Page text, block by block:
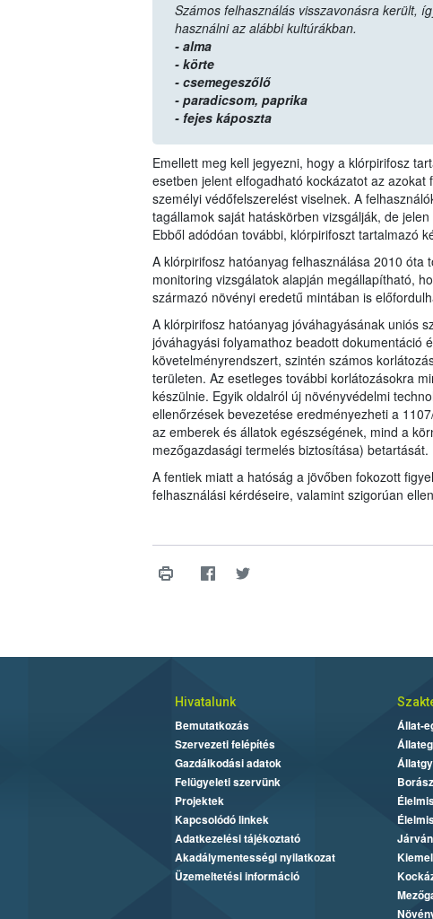
Számos felhasználás visszavonásra került,
használni az alábbi kultúrákban.
- alma
- körte
- csemegeszőlő
- paradicsom, paprika
- fejes káposzta
Emellett meg kell jegyezni, hogy a klórpirifosz
esetben jelent elfogadható kockázatot az
személyi védőfelszerelést viselnek. A
tagállamok saját hatáskörben vizsgálják, de
Ebből adódóan további, klórpirifoszt tartalmazó
A klórpirifosz hatóanyag felhasználása 2010
monitoring vizsgálatok alapján megállapítható,
származó növényi eredetű mintában is
A klórpirifosz hatóanyag jóváhagyásának uniós
jóváhagyási folyamathoz beadott dokumentáció
követelményrendszert, szintén számos
területen. Az esetleges további korlátozásokra
készülnie. Egyik oldalról új növényvédelmi
ellenőrzések bevezetése eredményezheti a
az emberek és állatok egészségének, mind a
mezőgazdasági termelés biztosítása) betartását.
A fentiek miatt a hatóság a jövőben fokozott
felhasználási kérdéseire, valamint szigorúan
Hivatalunk
Bemutatkozás
Szervezeti felépítés
Gazdálkodási adatok
Felügyeleti szervünk
Projektek
Kapcsolódó linkek
Adatkezelési tájékoztató
Akadálymentességi nyilatkozat
Üzemeltetési információ
Állat-